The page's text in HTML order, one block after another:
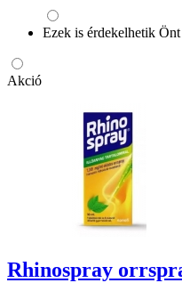
Ezek is érdekelhetik Önt
Akció
Rhinospray